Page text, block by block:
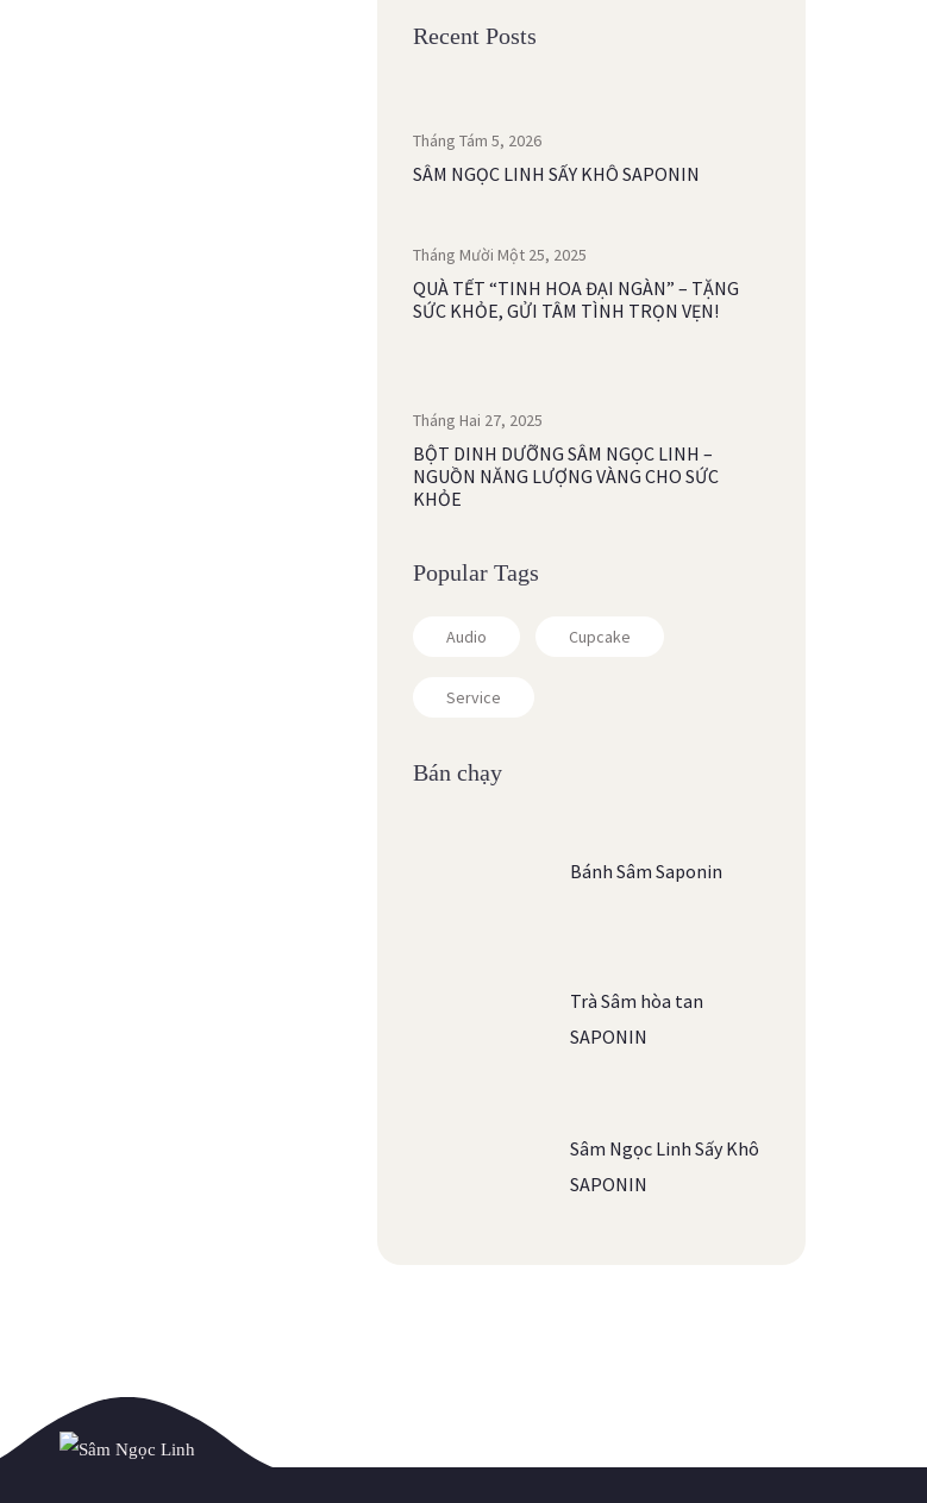
Recent Posts
Tháng Tám 5, 2026
SÂM NGỌC LINH SẤY KHÔ SAPONIN
Tháng Mười Một 25, 2025
QUÀ TẾT “TINH HOA ĐẠI NGÀN” – TẶNG
SỨC KHỎE, GỬI TÂM TÌNH TRỌN VẸN!
Tháng Hai 27, 2025
BỘT DINH DƯỠNG SÂM NGỌC LINH –
NGUỒN NĂNG LƯỢNG VÀNG CHO SỨC
KHỎE
Popular Tags
Audio Cupcake
Service
Bán chạy
Bánh Sâm Saponin
Trà Sâm hòa tan
SAPONIN
Sâm Ngọc Linh Sấy Khô
SAPONIN